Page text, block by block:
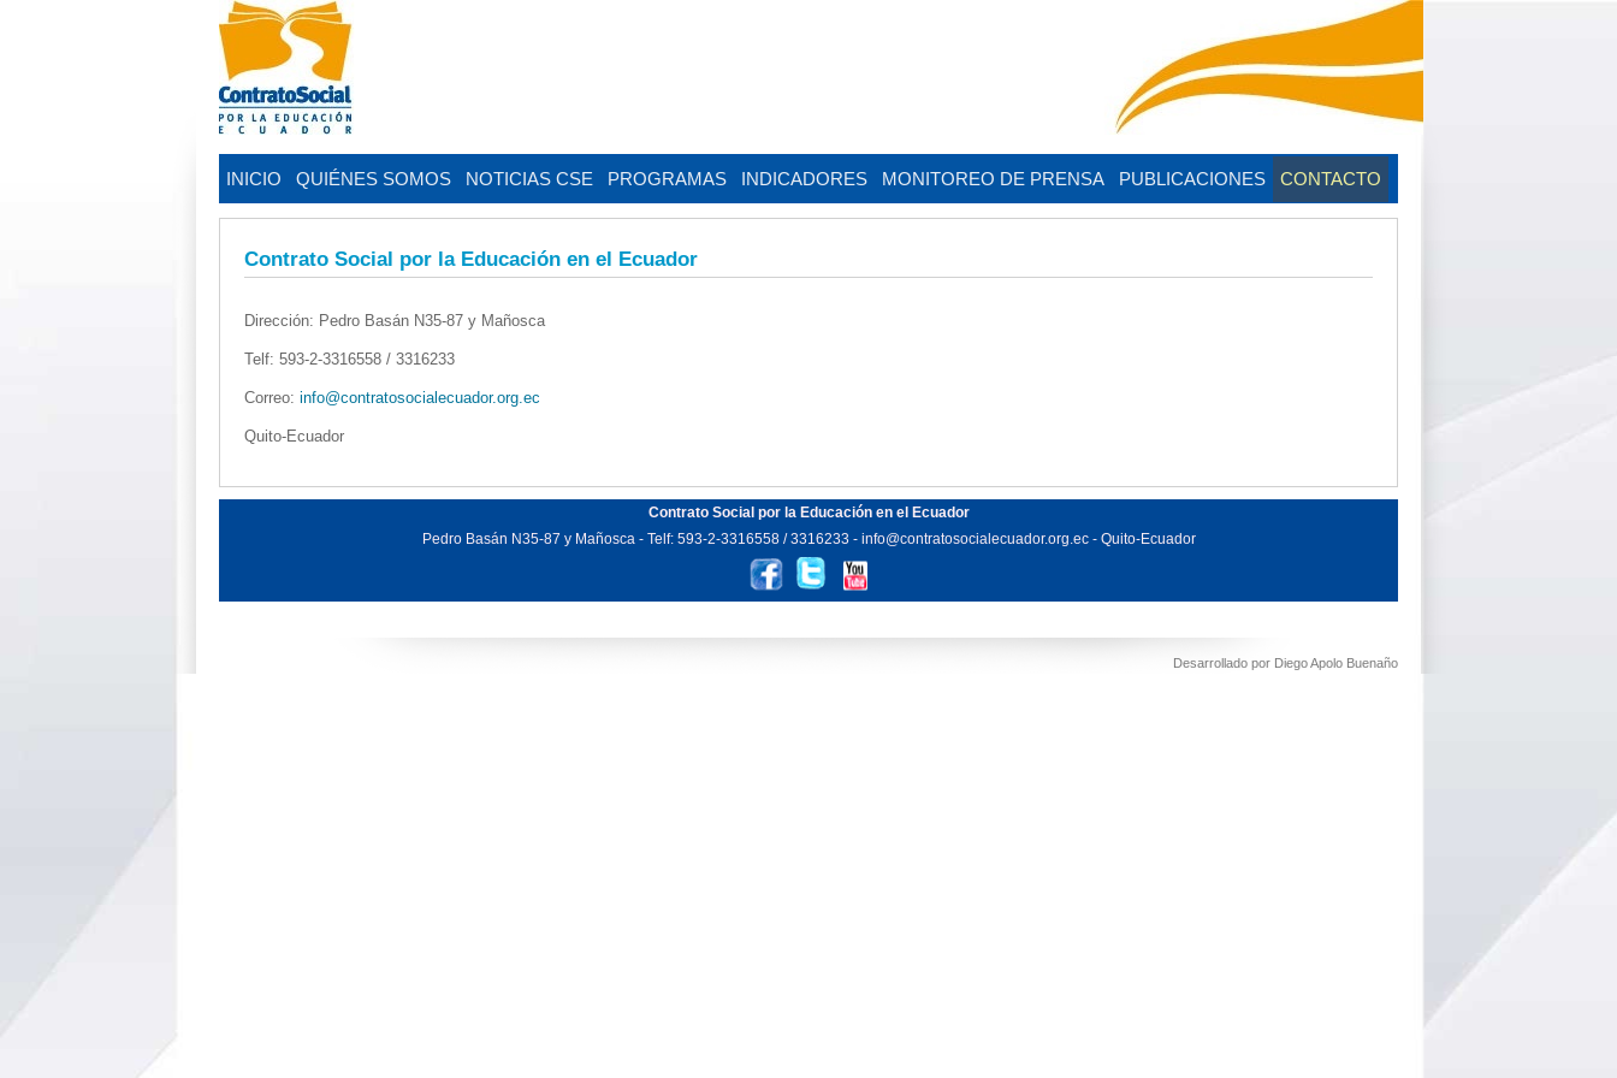
INICIO QUIÉNES SOMOS NOTICIAS CSE PROGRAMAS INDICADORES MONITOREO DE PRENSA PUBLICACIONES CONTACTO
Contrato Social por la Educación en el Ecuador
Dirección: Pedro Basán N35-87 y Mañosca
Telf: 593-2-3316558 / 3316233
Correo: info@contratosocialecuador.org.ec
Quito-Ecuador
Contrato Social por la Educación en el Ecuador
Pedro Basán N35-87 y Mañosca - Telf: 593-2-3316558 / 3316233 - info@contratosocialecuador.org.ec - Quito-Ecuador
Desarrollado por Diego Apolo Buenaño